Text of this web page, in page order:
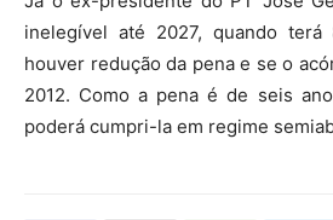
inelegível até 2027, quando
houver redução da pena e se o
2012. Como a pena é de seis
poderá cumpri-la em regime